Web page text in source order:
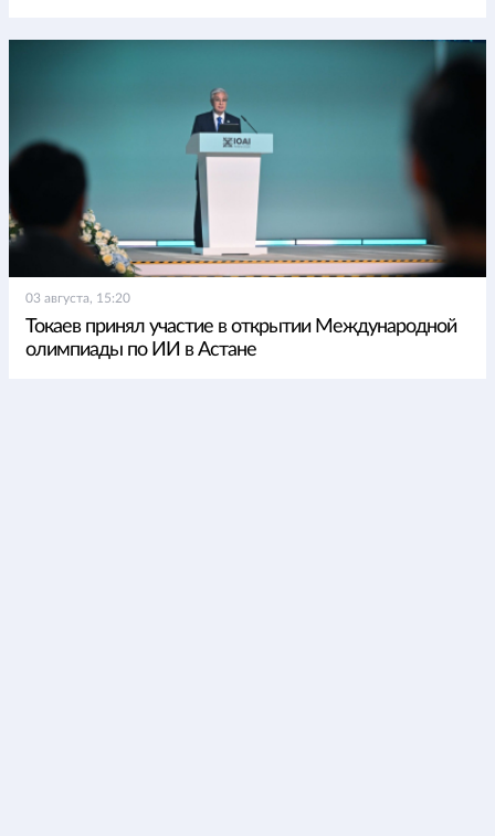
03 августа, 15:20
Токаев принял участие в открытии Международной
олимпиады по ИИ в Астане